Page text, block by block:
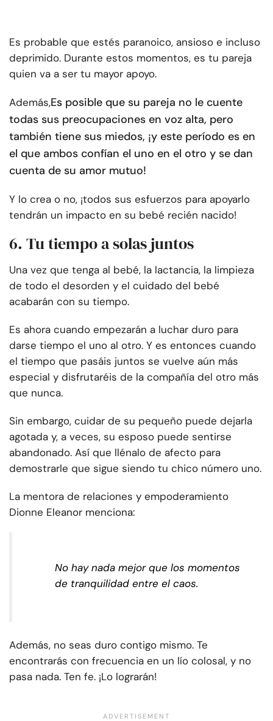
Es probable que estés paranoico, ansioso e incluso
deprimido. Durante estos momentos, es tu pareja
quien va a ser tu mayor apoyo.
Además,Es posible que su pareja no le cuente
todas sus preocupaciones en voz alta, pero
también tiene sus miedos, ¡y este período es en
el que ambos confían el uno en el otro y se dan
cuenta de su amor mutuo!
Y lo crea o no, ¡todos sus esfuerzos para apoyarlo
tendrán un impacto en su bebé recién nacido!
6. Tu tiempo a solas juntos
Una vez que tenga al bebé, la lactancia, la limpieza
de todo el desorden y el cuidado del bebé
acabarán con su tiempo.
Es ahora cuando empezarán a luchar duro para
darse tiempo el uno al otro. Y es entonces cuando
el tiempo que pasáis juntos se vuelve aún más
especial y disfrutaréis de la compañía del otro más
que nunca.
Sin embargo, cuidar de su pequeño puede dejarla
agotada y, a veces, su esposo puede sentirse
abandonado. Así que llénalo de afecto para
demostrarle que sigue siendo tu chico número uno.
La mentora de relaciones y empoderamiento
Dionne Eleanor menciona:
No hay nada mejor que los momentos
de tranquilidad entre el caos.
Además, no seas duro contigo mismo. Te
encontrarás con frecuencia en un lío colosal, y no
pasa nada. Ten fe. ¡Lo lograrán!